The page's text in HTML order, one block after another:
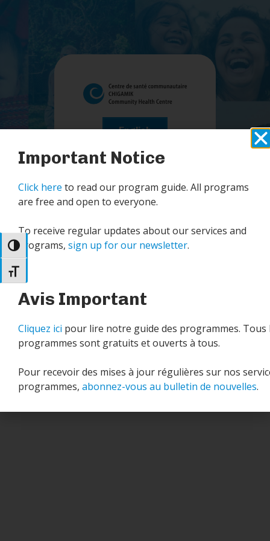
Passer en contraste élevé
Changer la taille de la police
English
Important Notice
Click here to read our program guide. All programs
are free and open to everyone.
To receive regular updates about our services and
programs, sign up for our newsletter.
Avis Important
Cliquez ici pour lire notre guide des programmes. Tous
programmes sont gratuits et ouverts à tous.
Pour recevoir des mises à jour régulières sur nos
programmes, abonnez-vous au bulletin de nouvelles.